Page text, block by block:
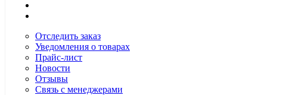
Отследить заказ
Уведомления о товарах
Прайс-лист
Новости
Отзывы
Связь с менеджерами